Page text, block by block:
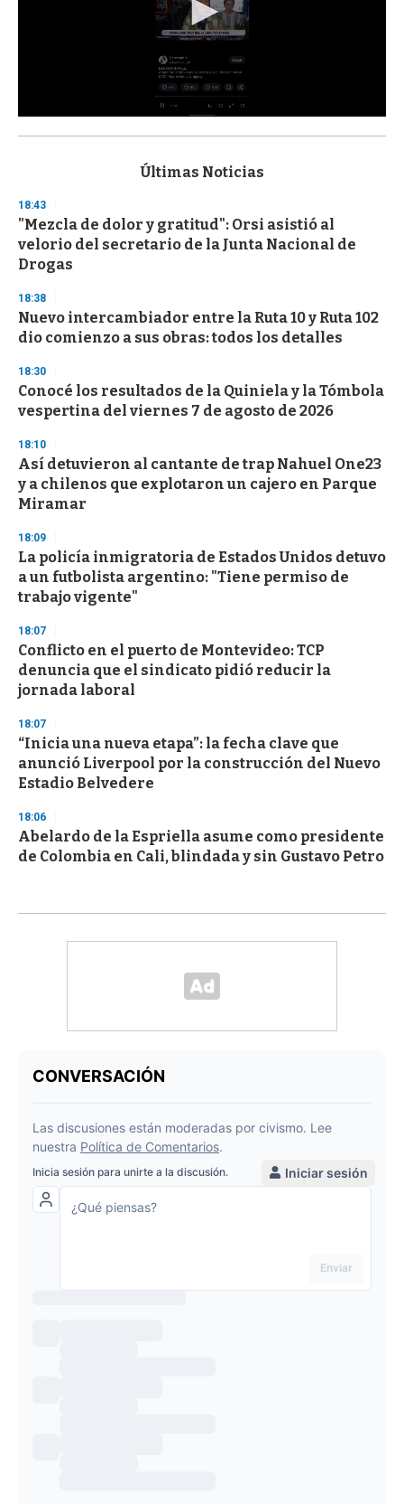
s
d
s
o
f
3
s
e
c
o
d
s
Últimas Noticias
18:43
"Mezcla de dolor y gratitud": Orsi asistió al
velorio del secretario de la Junta Nacional de
Drogas
18:38
Nuevo intercambiador entre la Ruta 10 y Ruta 102
dio comienzo a sus obras: todos los detalles
18:30
Conocé los resultados de la Quiniela y la Tómbola
vespertina del viernes 7 de agosto de 2026
18:10
Así detuvieron al cantante de trap Nahuel One23
y a chilenos que explotaron un cajero en Parque
Miramar
18:09
La policía inmigratoria de Estados Unidos detuvo
a un futbolista argentino: "Tiene permiso de
trabajo vigente"
18:07
Conflicto en el puerto de Montevideo: TCP
denuncia que el sindicato pidió reducir la
jornada laboral
18:07
“Inicia una nueva etapa”: la fecha clave que
anunció Liverpool por la construcción del Nuevo
Estadio Belvedere
18:06
Abelardo de la Espriella asume como presidente
de Colombia en Cali, blindada y sin Gustavo Petro